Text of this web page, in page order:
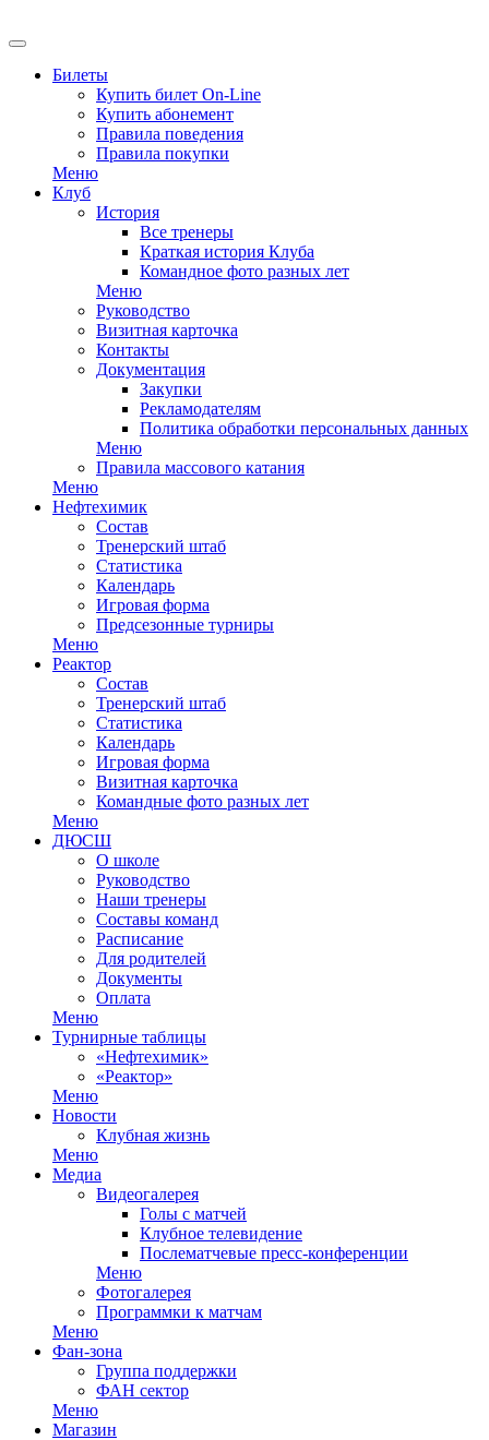
Билеты
Купить билет On-Line
Купить абонемент
Правила поведения
Правила покупки
Меню
Клуб
История
Все тренеры
Краткая история Клуба
Командное фото разных лет
Меню
Руководство
Визитная карточка
Контакты
Документация
Закупки
Рекламодателям
Политика обработки персональных данных
Меню
Правила массового катания
Меню
Нефтехимик
Состав
Тренерский штаб
Статистика
Календарь
Игровая форма
Предсезонные турниры
Меню
Реактор
Состав
Тренерский штаб
Статистика
Календарь
Игровая форма
Визитная карточка
Командные фото разных лет
Меню
ДЮСШ
О школе
Руководство
Наши тренеры
Составы команд
Расписание
Для родителей
Документы
Оплата
Меню
Турнирные таблицы
«Нефтехимик»
«Реактор»
Меню
Новости
Клубная жизнь
Меню
Медиа
Видеогалерея
Голы с матчей
Клубное телевидение
Послематчевые пресс-конференции
Меню
Фотогалерея
Программки к матчам
Меню
Фан-зона
Группа поддержки
ФАН сектор
Меню
Магазин